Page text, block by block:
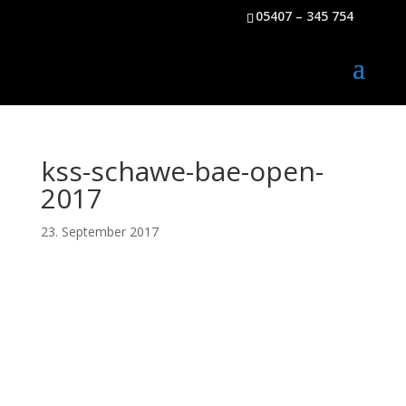
05407 – 345 754
kss-schawe-bae-open-
2017
23. September 2017